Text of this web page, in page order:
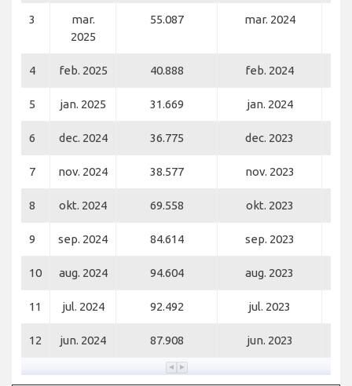
3
mar.
2025
55.087 mar. 2024
4 feb. 2025 40.888 feb. 2024
5 jan. 2025 31.669 jan. 2024
6 dec. 2024 36.775 dec. 2023
7 nov. 2024 38.577 nov. 2023
8 okt. 2024 69.558 okt. 2023
9 sep. 2024 84.614 sep. 2023
10 aug. 2024 94.604 aug. 2023
11 jul. 2024 92.492 jul. 2023
12 jun. 2024 87.908 jun. 2023